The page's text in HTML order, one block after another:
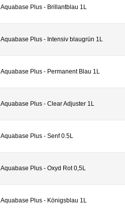
Aquabase Plus - Brillantblau 1L
Aquabase Plus - Intensiv blaugrün 1L
Aquabase Plus - Permanent Blau 1L
Aquabase Plus - Clear Adjuster 1L
Aquabase Plus - Senf 0.5L
Aquabase Plus - Oxyd Rot 0,5L
Aquabase Plus - Königsblau 1L